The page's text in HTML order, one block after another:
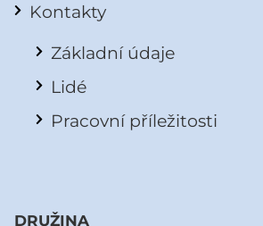
Kontakty
Základní údaje
Lidé
Pracovní příležitosti
DRUŽINA